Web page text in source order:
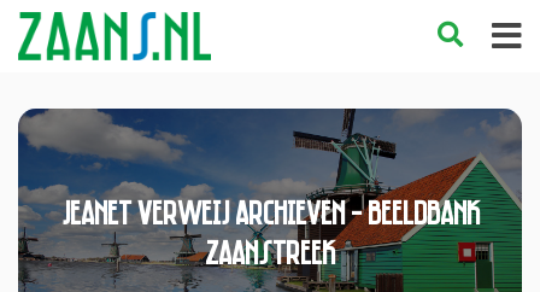
Jeanet Verweij Archieven - Beeldbank
Zaanstreek